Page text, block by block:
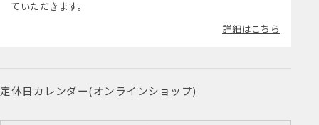
ていただきます。
詳細はこちら
定休日カレンダー(オンラインショップ)